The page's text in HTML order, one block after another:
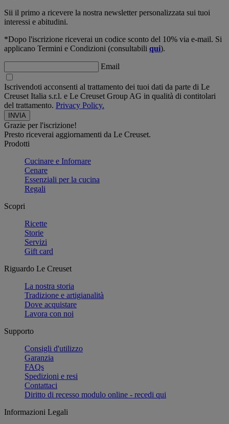
Sii il primo a ricevere la nostra newsletter personalizzata sui tuoi
interessi e abitudini.
*Dopo l'iscrizione riceverai un codice sconto del 10% via e-mail. Si
applicano Termini e Condizioni (consultabili qui).
Email
Iscrivendoti acconsenti al trattamento dei tuoi dati da parte di Le
Creuset Italia s.r.l. e Le Creuset Group AG in qualità di contitolari
del trattamento. Privacy Policy.
Grazie per l'iscrizione!
Presto riceverai aggiornamenti da Le Creuset.
Prodotti
Cucinare e Infornare
Cenare
Essenziali per la cucina
Regali
Scopri
Ricette
Storie
Servizi
Gift card
Riguardo Le Creuset
La nostra storia
Tradizione e artigianalità
Dove acquistare
Lavora con noi
Supporto
Consigli d'utilizzo
Garanzia
FAQs
Spedizioni e resi
Contattaci
Diritto di recesso modulo online - recedi qui
Informazioni Legali